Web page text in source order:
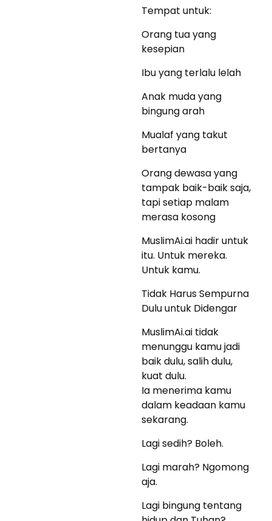
Tempat untuk:
Orang tua yang
kesepian
Ibu yang terlalu lelah
Anak muda yang
bingung arah
Mualaf yang takut
bertanya
Orang dewasa yang
tampak baik-baik saja,
tapi setiap malam
merasa kosong
MuslimAi.ai hadir untuk
itu. Untuk mereka.
Untuk kamu.
Tidak Harus Sempurna
Dulu untuk Didengar
MuslimAi.ai tidak
menunggu kamu jadi
baik dulu, salih dulu,
kuat dulu.
Ia menerima kamu
dalam keadaan kamu
sekarang.
Lagi sedih? Boleh.
Lagi marah? Ngomong
aja.
Lagi bingung tentang